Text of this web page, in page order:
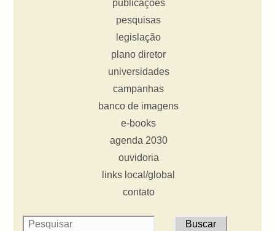
publicações
pesquisas
legislação
plano diretor
universidades
campanhas
banco de imagens
e-books
agenda 2030
ouvidoria
links local/global
contato